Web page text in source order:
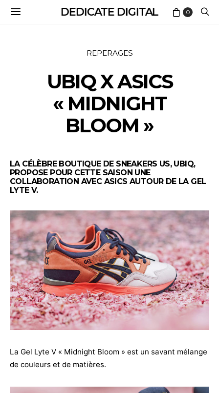
DEDICATE DIGITAL 0
REPERAGES
UBIQ X ASICS
« MIDNIGHT
BLOOM »
LA CÉLÈBRE BOUTIQUE DE SNEAKERS US, UBIQ,
PROPOSE POUR CETTE SAISON UNE
COLLABORATION AVEC ASICS AUTOUR DE LA GEL
LYTE V.
La Gel Lyte V « Midnight Bloom » est un savant mélange
de couleurs et de matières.